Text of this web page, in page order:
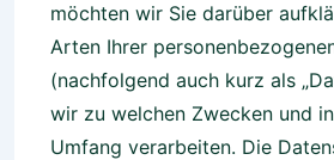
möchten wir Sie darüber
Arten Ihrer
(nachfolgend auch kurz als
wir zu welchen Zwecken und
Umfang verarbeiten. Die